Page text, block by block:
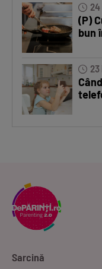
24
(P)
bun
Sarcină